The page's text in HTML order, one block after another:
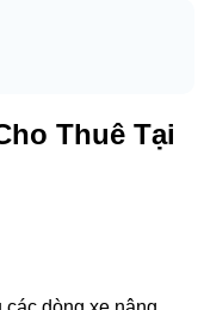
Thuê Tại